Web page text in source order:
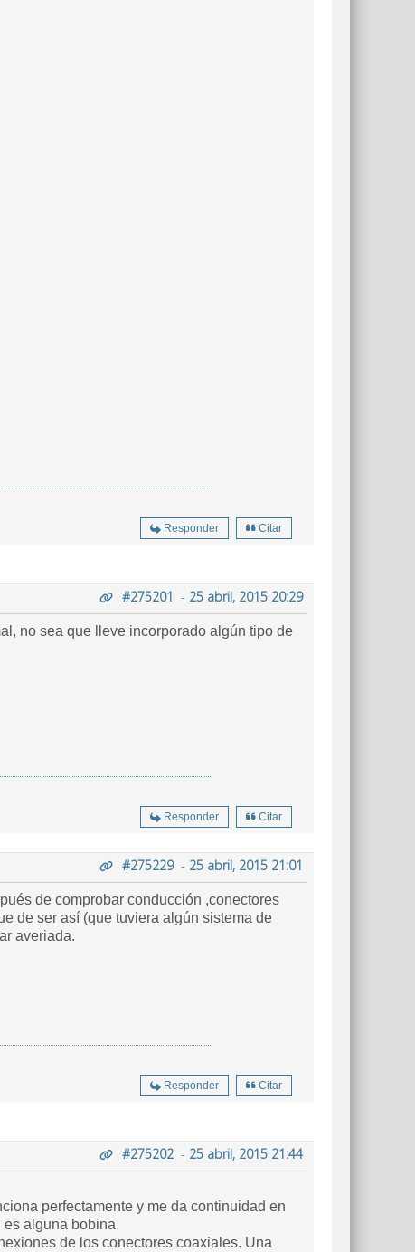
Responder Citar
#275201 - 25 abril, 2015 20:29
no sea que lleve incorporado algún tipo de
Responder Citar
#275229- 25 abril, 2015 21:01
de comprobar conducción ,conectores
de ser así (que tuviera algún sistema de
derivación a masa) podría ser alguna bobina de las tres que tiene la que pudiera estar averiada.
Responder Citar
#275202 - 25 abril, 2015 21:44
perfectamente y me da continuidad en
alguna bobina.
de los conectores coaxiales. Una